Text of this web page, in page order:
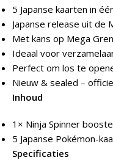
5 Japanse kaarten in
Japanse release uit de
Met kans op Mega
Ideaal voor
Perfect om los te
Nieuw & sealed –
Inhoud
1× Ninja Spinner
5 Japanse Pokémon-
Specificaties